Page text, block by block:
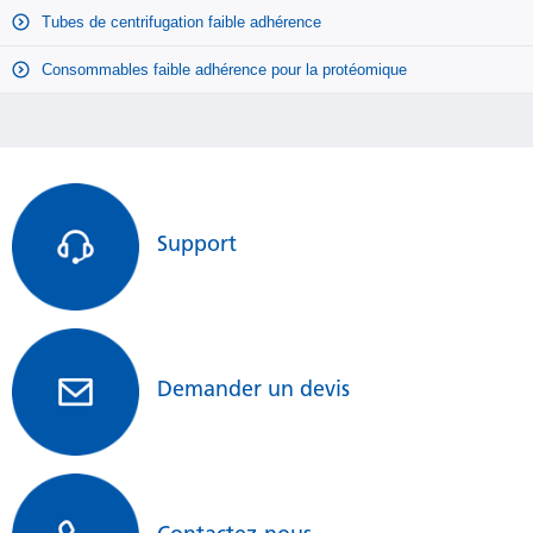
PrimeSurface 96U- MS-9096UZ
PrimeSurface 96W- MS-9096WZ
PrimeSurface 384W- MS-9384WZ
Demander un devis
Request Free Demo Plates
Avantages
Tubes de centrifugation faible adhérence
Consommables faible adhérence pour la protéomique
Support
Demander un devis